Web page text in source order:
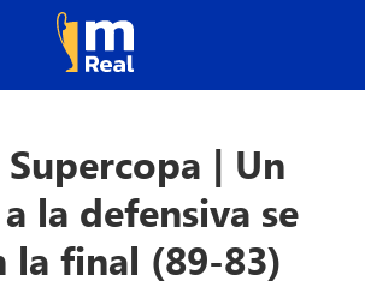
| Un
la defensiva se
la final (89-83)